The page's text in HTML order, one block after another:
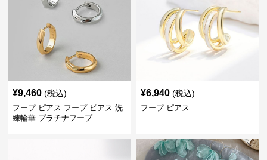
¥9,460 (税込)
フープ ピアス フープ ピアス 洗
練輪華 プラチナフープ
¥6,940 (税込)
フープ ピアス